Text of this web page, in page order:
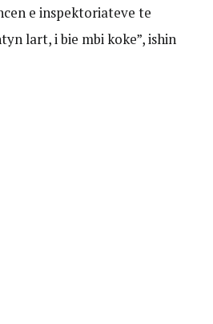
e inspektoriateve te
lart, i bie mbi koke”, ishin